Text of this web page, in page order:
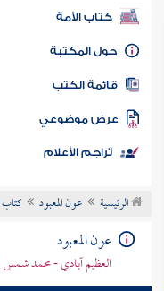
كتب PDF
كتاب الأمة
المكتبة
الكتب
موضوعي
تراجم الأعلام
الرئيسية عون المعبود كتاب
عون المعبود
العظيم آبادي - محمد شمس